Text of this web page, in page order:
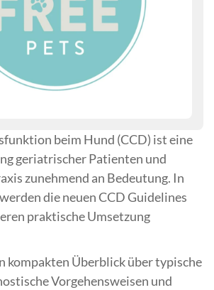
beim Hund (CCD) ist eine
geriatrischer Patienten und
zunehmend an Bedeutung. In
die neuen CCD Guidelines
praktische Umsetzung
kompakten Überblick über typische
Vorgehensweisen und